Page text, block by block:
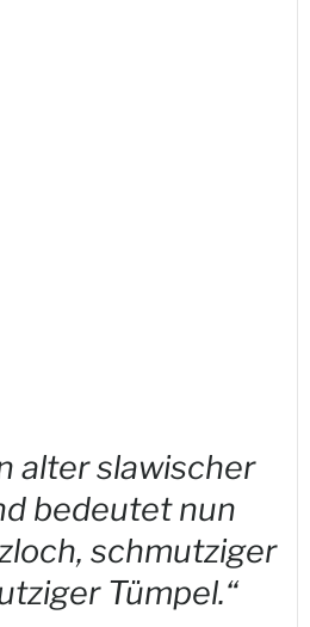
alter slawischer
bedeutet nun
schmutziger
Tümpel.“